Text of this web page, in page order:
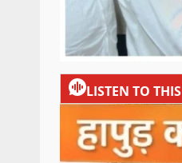
LISTEN TO THIS